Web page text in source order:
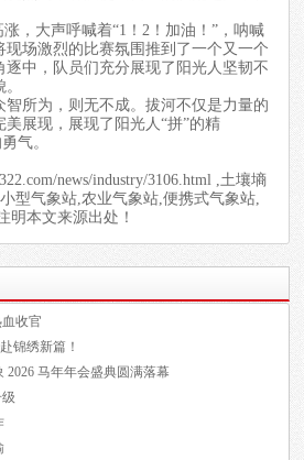
，大声呼喊着“1！2！加油！”，呐喊
现场激烈的比赛氛围推到了一个又一个
逐中，队员们充分展现了阳光人坚韧不
智所为，则无不成。拔河不仅是力量的
展现，展现了阳光人“拼”的精
气。
news/industry/3106.html ,土壤墒
型气象站,农业气象站,便携式气象站,
明本文来源出处！
收官
锦绣新篇！
2026 马年年会盛典圆满落幕